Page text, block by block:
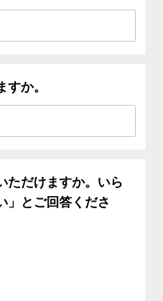
すか。
ただけますか。いら
」とご回答くださ